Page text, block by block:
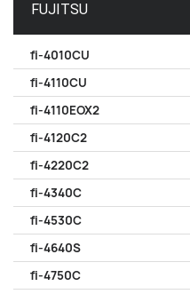
FUJITSU
fi-4010CU
fi-4110CU
fi-4110EOX2
fi-4120C2
fi-4220C2
fi-4340C
fi-4530C
fi-4640S
fi-4750C